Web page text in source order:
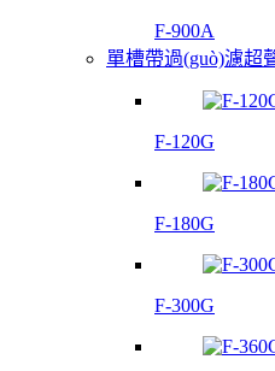
F-900A
單槽帶過(guò)濾超
F-120G
F-180G
F-300G